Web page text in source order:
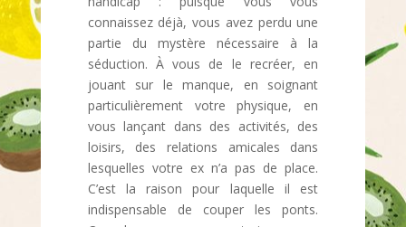
connaissez déjà, vous avez perdu une
partie du mystère nécessaire à la
séduction. À vous de le recréer, en
jouant sur le manque, en soignant
particulièrement votre physique, en
vous lançant dans des activités, des
loisirs, des relations amicales dans
lesquelles votre ex n’a pas de place.
C’est la raison pour laquelle il est
indispensable de couper les ponts.